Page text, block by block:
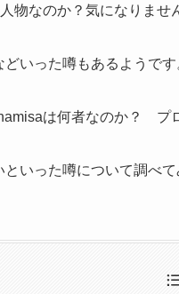
物なのか？気になりませ
いった噂もあるようです
は何者なのか？ プ
いった噂について調べて